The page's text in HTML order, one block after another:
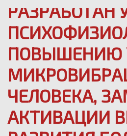
РАЗРАБОТАН
ПОВЫШЕНИЮ
ЧЕЛОВЕКА,
АКТИВАЦИИ